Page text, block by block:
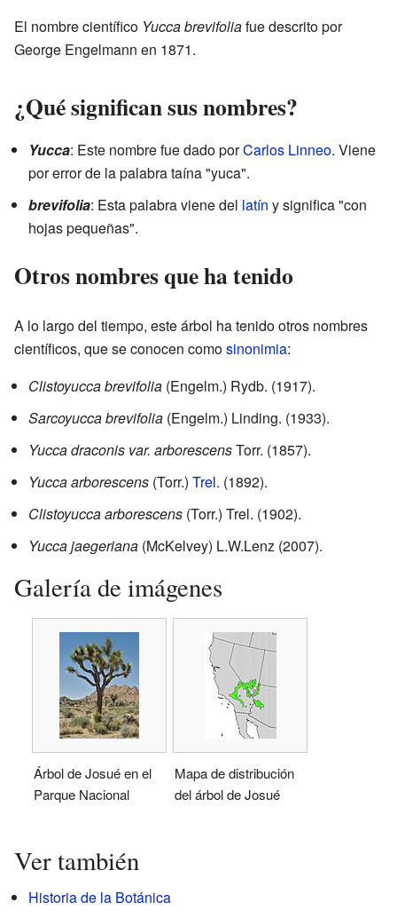
El nombre científico Yucca brevifoliafue descrito por
George Engelmann en 1871.
¿Qué significan sus nombres?
Yucca: Este nombre fue dado porCarlos Linneo. Viene
por error de la palabra taína "yuca".
brevifolia: Esta palabra viene del latín y significa "con
hojas pequeñas".
Otros nombres que ha tenido
A lo largo del tiempo, este árbol ha tenido otros nombres
científicos, que se conocen comosinonimia:
Clistoyucca brevifolia (Engelm.) Rydb. (1917).
Sarcoyucca brevifolia (Engelm.) Linding. (1933).
Yucca draconis var. arborescensTorr. (1857).
Yucca arborescens (Torr.) Trel. (1892).
Clistoyucca arborescens (Torr.) Trel. (1902).
Yucca jaegeriana (McKelvey) L.W.Lenz (2007).
Galería de imágenes
Árbol de Josué en el
Parque Nacional
Mapa de distribución
del árbol de Josué
Ver también
Historia de la Botánica